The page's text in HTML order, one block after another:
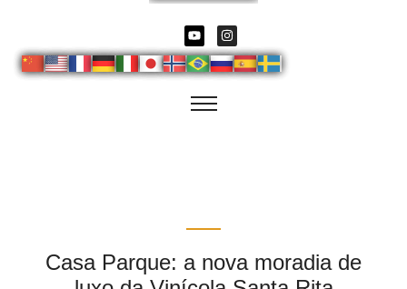
Casa Parque: a nova moradia de